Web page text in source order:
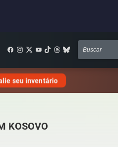
seu inventário
KOSOVO